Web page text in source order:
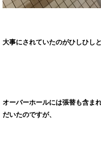
大事にされていたのがひしひし
オーバーホールには張替も含ま
だいたのですが、